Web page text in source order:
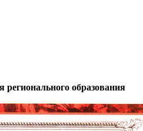
регионального образования